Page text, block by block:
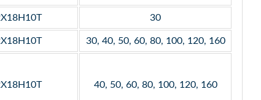
30
30, 40, 50, 60, 80, 100, 120, 160
40, 50, 60, 80, 100, 120, 160